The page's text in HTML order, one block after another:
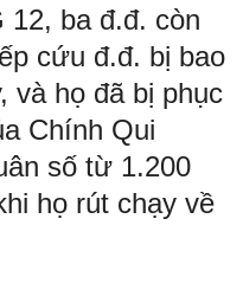
12, ba đ.đ. còn
cứu đ.đ. bị bao
và họ đã bị phục
Chính Qui
số từ 1.200
họ rút chạy về